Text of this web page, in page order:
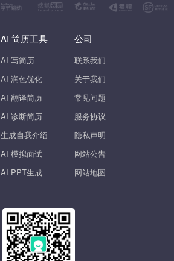
AI 简历工具
AI 写简历
AI 润色优化
AI 翻译简历
AI 诊断简历
生成自我介绍
AI 模拟面试
AI PPT生成
公司
联系我们
关于我们
常见问题
服务协议
隐私声明
网站公告
网站地图